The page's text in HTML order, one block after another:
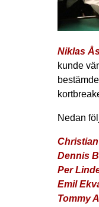
Niklas
kunde
Nedan
Dennis
Per
Emil
Tommy